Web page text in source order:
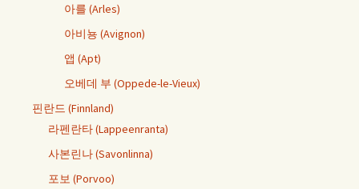
아를 (Arles)
아비뇽 (Avignon)
앱 (Apt)
오베데 부 (Oppede-le-Vieux)
핀란드 (Finnland)
라펜란타 (Lappeenranta)
사본린나 (Savonlinna)
포보 (Porvoo)